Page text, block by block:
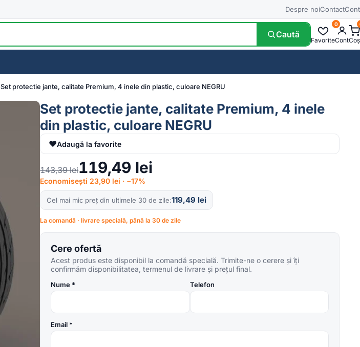
Despre noiContactCont
Caută
Favorite
0
ContCoș
Set protectie jante, calitate Premium, 4 inele din plastic, culoare NEGRU
Set protectie jante, calitate Premium, 4 inele
din plastic, culoare NEGRU
♥Adaugă la favorite
143,39lei119,49 lei
Economisești 23,90 lei · −17%
Cel mai mic preț din ultimele 30 de zile 119,49 lei
La comandă · livrare specială, până la 30 de zile
Cere ofertă
Acest produs este disponibil la comandă specială. Trimite-ne o cerere și îți
confirmăm disponibilitatea, termenul de livrare și prețul final.
Nume * Telefon
Email *